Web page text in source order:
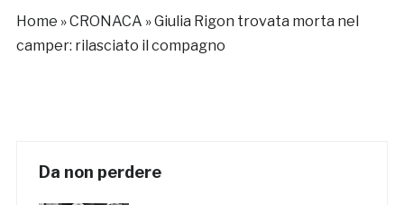
Home »CRONACA »Giulia Rigon trovata morta nel
camper: rilasciato il compagno
Da non perdere